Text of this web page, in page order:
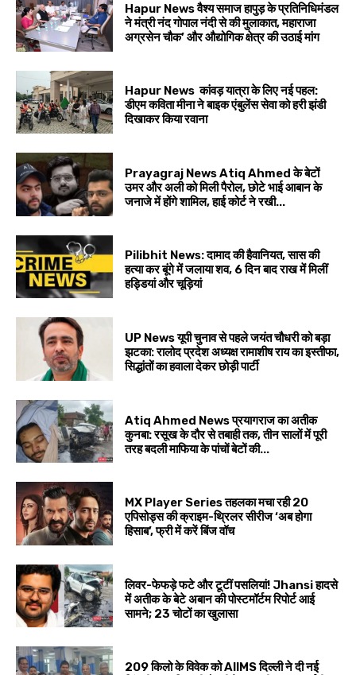
Hapur News वैश्य समाज हापुड़ के प्रतिनिधिमंडल
ने मंत्री नंद गोपाल नंदी से की मुलाकात, महाराजा
अग्रसेन चौक’ और औद्योगिक क्षेत्र की उठाई मांग
Hapur News कांवड़ यात्रा के लिए नई पहल:
डीएम कविता मीना ने बाइक एंबुलेंस सेवा को हरी झंडी
दिखाकर किया रवाना
Prayagraj News Atiq Ahmed के बेटों
उमर और अली को मिली पैरोल, छोटे भाई आबान के
जनाजे में होंगे शामिल, हाई कोर्ट ने रखी...
Pilibhit News: दामाद की हैवानियत, सास की
हत्या कर बूंगे में जलाया शव, 6 दिन बाद राख में मिलीं
हड्डियां और चूड़ियां
UP News यूपी चुनाव से पहले जयंत चौधरी को बड़ा
झटका: रालोद प्रदेश अध्यक्ष रामाशीष राय का इस्तीफा,
सिद्धांतों का हवाला देकर छोड़ी पार्टी
Atiq Ahmed News प्रयागराज का अतीक
कुनबा: रसूख के दौर से तबाही तक, तीन सालों में पूरी
तरह बदली माफिया के पांचों बेटों की...
MX Player Series तहलका मचा रही 20
एपिसोड्स की क्राइम-थ्रिलर सीरीज ‘अब होगा
हिसाब’, फ्री में करें बिंज वॉच
लिवर-फेफड़े फटे और टूटीं पसलियां! Jhansi हादसे
में अतीक के बेटे अबान की पोस्टमॉर्टम रिपोर्ट आई
सामने; 23 चोटों का खुलासा
209 किलो के विवेक को AIIMS दिल्ली ने दी नई